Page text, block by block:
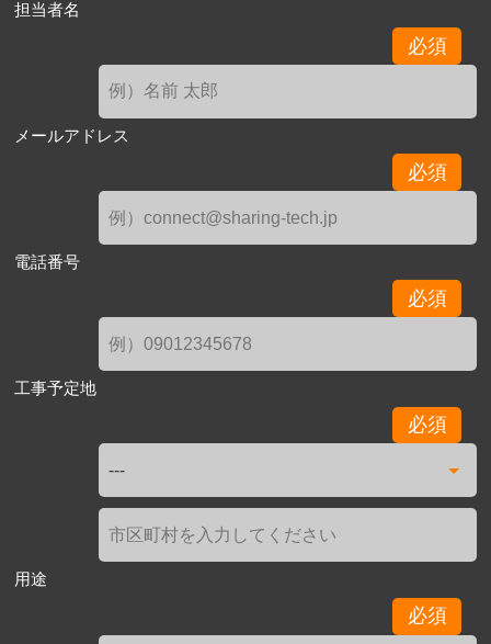
担当者名
必須
メールアドレス
必須
電話番号
必須
工事予定地
必須
用途
必須